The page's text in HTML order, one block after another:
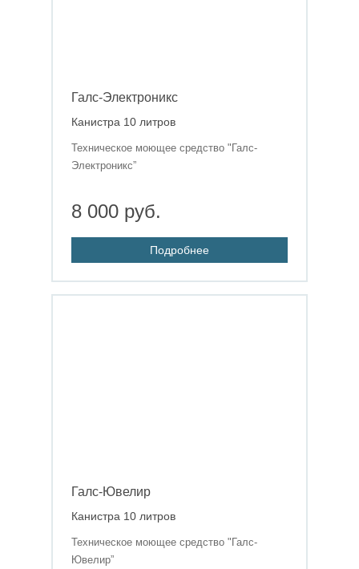
Галс-Электроникс
Канистра 10 литров
Техническое моющее средство "Галс-
Электроникс”
8 000 руб.
Подробнее
Галс-Ювелир
Канистра 10 литров
Техническое моющее средство "Галс-
Ювелир”